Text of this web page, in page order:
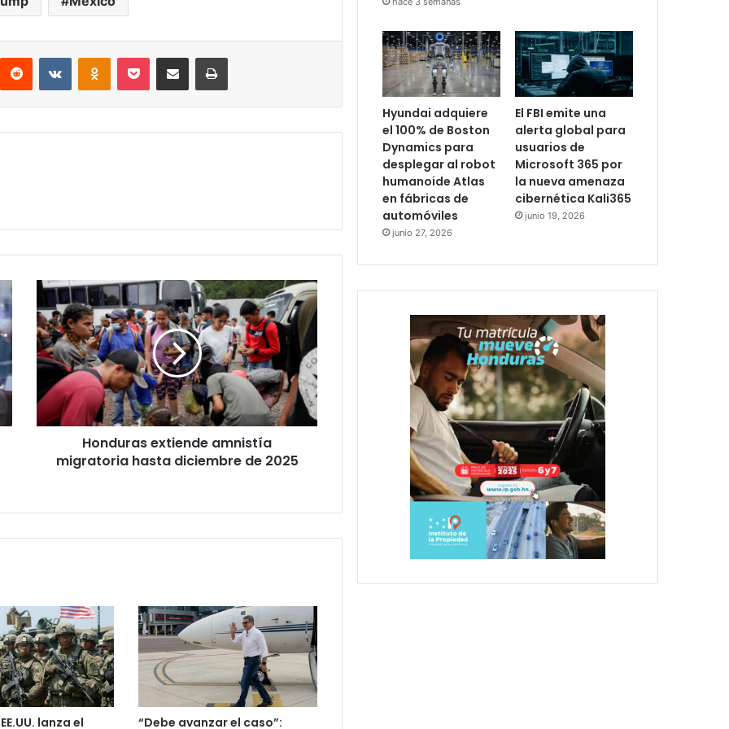
Reddit VKontakteOdnoklassniki
Pocket compartit via email Print
Honduras
extiende
amnistía
migratoria
hasta
diciembre
de
2025
Honduras extiende amnistía
migratoria hasta diciembre de 2025
lanza el “Debe avanzar el caso”:
Hyundai adquiere
el 100% de Boston
Dynamics para
desplegar al robot
humanoide Atlas
en fábricas de
automóviles
junio 27, 2026
El FBI emite una
alerta global para
usuarios de
Microsoft 365 por
la nueva amenaza
cibernética Kali365
junio 19, 2026